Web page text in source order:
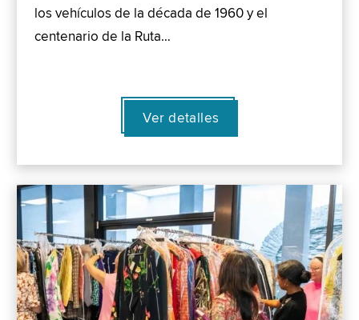
los vehículos de la década de 1960 y el
centenario de la Ruta…
Ver detalles